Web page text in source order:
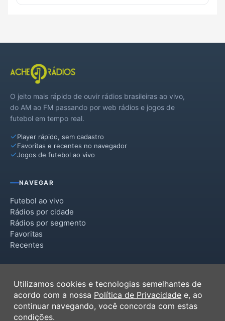
O jeito mais rápido de ouvir rádios brasileiras ao vivo,
do AM ao FM passando por web rádios e jogos de
futebol em tempo real.
Player rápido, sem cadastro
Favoritas e recentes no navegador
Jogos de futebol ao vivo
NAVEGAR
Futebol ao vivo
Rádios por cidade
Rádios por segmento
Favoritas
Recentes
Termos de Uso
Política de Privacidade
Ferramentas
Utilizamos cookies e tecnologias semelhantes de
acordo com a nossa Política de Privacidade e, ao
continuar navegando, você concorda com estas
condições.